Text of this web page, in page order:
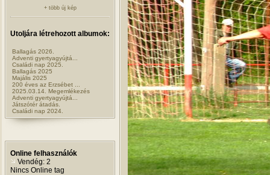
+ több új kép
Utoljára létrehozott albumok:
Ballagás 2026.
Adventi gyertyagyújtá...
Családi nap 2025.
Ballagás 2025
Majális 2025
200 éves az Erzsébet ...
2025.03.14. Megemlékezés
Adventi gyertyagyújtá...
Játszótér átadás.
Családi nap 2024.
Online felhasználók
Vendég: 2
Nincs Online tag